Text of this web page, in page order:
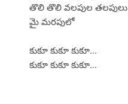
తొలి తొలి వలపుల తలపులు
మై మరపులో
కుకూ కుకూ కుకూ...
కుకూ కుకూ కుకూ...